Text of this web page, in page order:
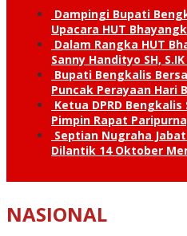
Dampingi Bupati
Upacara HUT
Dalam Rangka HUT
Sanny Handityo SH,
Bupati Bengkalis
Puncak Perayaan Hari
Ketua DPRD
Pimpin Rapat
Septian Nugraha
Dilantik 14 Oktober
NASIONAL